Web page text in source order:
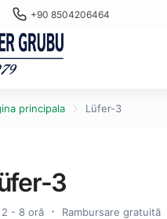
+90 8504206464
principala Lüfer-3
3
2 - 8 oră Rambursare gratuită